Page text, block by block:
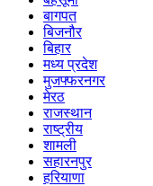
बागपत
बिजनौर
बिहार
मध्य प्रदेश
मुजफ्फरनगर
मेरठ
राजस्थान
राष्ट्रीय
शामली
सहारनपुर
हरियाणा